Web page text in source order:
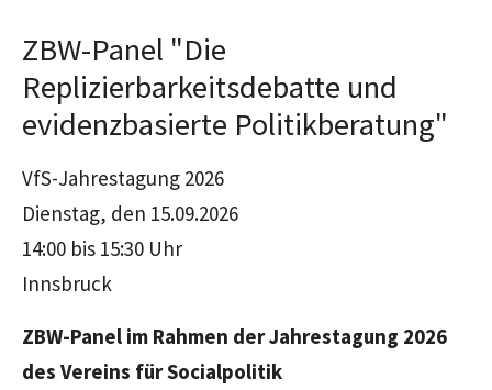
ZBW-Panel "Die
Replizierbarkeitsdebatte und
evidenzbasierte Politikberatung"
VfS-Jahrestagung 2026
Dienstag, den 15.09.2026
14:00 bis 15:30 Uhr
Innsbruck
ZBW-Panel im Rahmen der Jahrestagung 2026
des Vereins für Socialpolitik